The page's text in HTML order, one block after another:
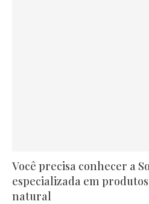
Você precisa conhecer a
especializada em
natural